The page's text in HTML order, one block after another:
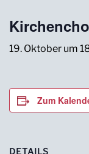
19. Oktober um
Zum
DETAILS